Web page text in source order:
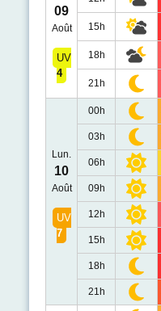
09
Août
UV
4
15h
18h
21h
Lun.
10
Août
UV
7
00h
03h
06h
09h
12h
15h
18h
21h